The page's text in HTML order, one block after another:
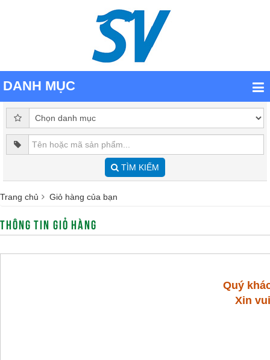
DANH MỤC
TÌM KIẾM
Trang chủ Giỏ hàng của bạn
THÔNG TIN GIỎ HÀNG
Quý
Xin